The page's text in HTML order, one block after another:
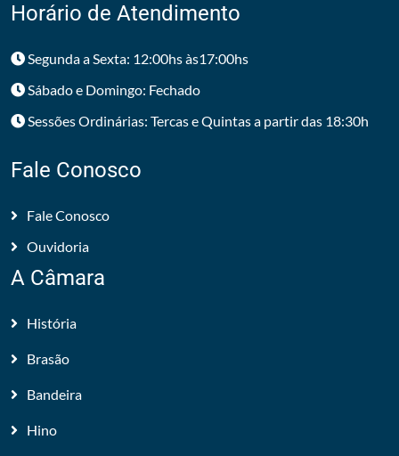
Horário de Atendimento
Segunda a Sexta: 12:00hs às17:00hs
Sábado e Domingo: Fechado
Sessões Ordinárias: Tercas e Quintas a partir das 18:30h
Fale Conosco
Fale Conosco
Ouvidoria
A Câmara
História
Brasão
Bandeira
Hino